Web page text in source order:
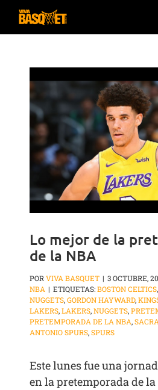
Saltar
Lo mejor de la
de la NBA
PORVIVA BASQUET | 3 OCTUBRE,
NBA | ETIQUETAS:BOSTON CELTICS
NUGGETS,GORDON HAYWARD,
LAKERS,LAKERS,NUGGETS,
PRETEMPORADA DE LA NBA,
ANTONIO SPURS,SPURS
Este lunes fue una
en la pretemporada de